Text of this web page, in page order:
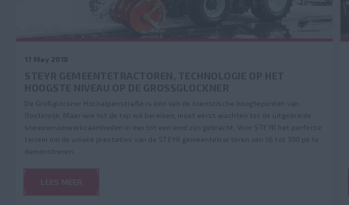
17 May 2018
De Großglockner Hochalpenstraße is één van de toeristische hoogtepunten van
Oostenrijk. Maar wie tot de top wil bereiken, moet eerst wachten tot de uitgebreide
sneeuwruimwerkzaamheden in mei tot een eind zijn gebracht. Voor STEYR het perfecte
terrein om de unieke prestaties van de STEYR gemeentetractoren van 56 tot 300 pk te
demonstreren.
LEES MEER